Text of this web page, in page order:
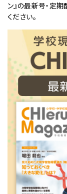
ン』の最新号・定
ください。